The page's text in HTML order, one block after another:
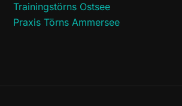
Trainingstörns Ostsee
Praxis Törns Ammersee